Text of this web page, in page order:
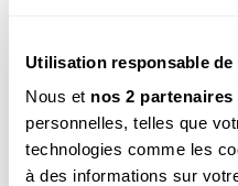
Utilisation responsable de
Nous et nos 2 partenaires
personnelles, telles que
technologies comme les
à des informations sur
pour le cincle
Qui rencontre le cincle
pas le photographe